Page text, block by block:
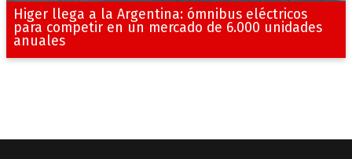
Higer llega a la Argentina: ómnibus eléctricos
para competir en un mercado de 6.000 unidades
anuales